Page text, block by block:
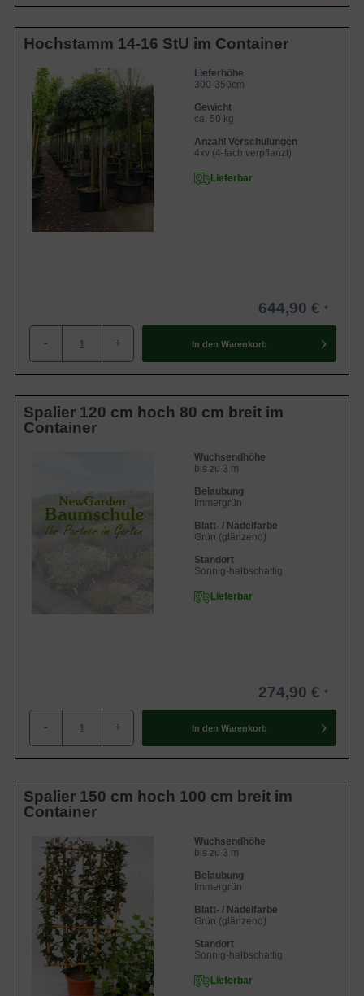
Hochstamm 14-16 StU im Container
Lieferhöhe
300-350cm
Gewicht
ca. 50 kg
Anzahl Verschulungen
4xv (4-fach verpflanzt)
Lieferbar
644,90 €
- + In den Warenkorb
Spalier 120 cm hoch 80 cm breit im
Container
Wuchsendhöhe
bis zu 3 m
Belaubung
Immergrün
Blatt- / Nadelfarbe
Grün (glänzend)
Standort
Sonnig-halbschattig
Lieferbar
274,90 €
- + In den Warenkorb
Spalier 150 cm hoch 100 cm breit im
Container
Wuchsendhöhe
bis zu 3 m
Belaubung
Immergrün
Blatt- / Nadelfarbe
Grün (glänzend)
Standort
Sonnig-halbschattig
Lieferbar